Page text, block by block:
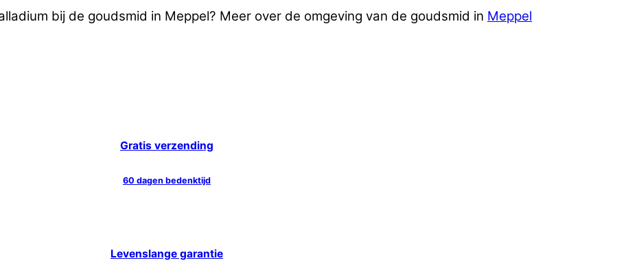
bij de goudsmid in Meppel? Meer over de omgeving van de goudsmid in Meppel
Gratis verzending
60 dagen bedenktijd
Levenslange garantie